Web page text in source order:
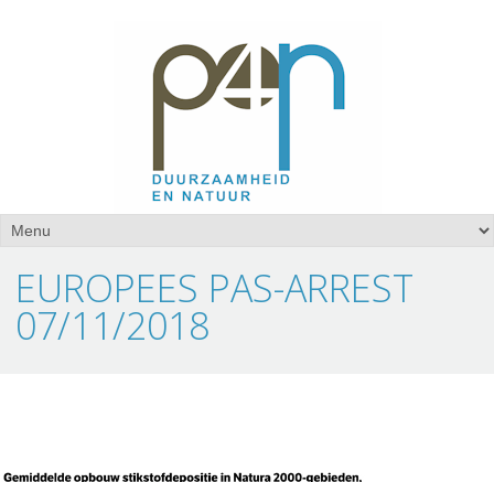
EUROPEES PAS-ARREST
07/11/2018